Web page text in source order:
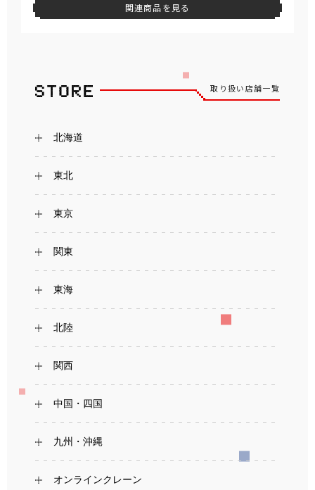
関連商品を見る
取り扱い店舗一覧
北海道
東北
東京
関東
東海
北陸
関西
中国・四国
九州・沖縄
オンラインクレーン